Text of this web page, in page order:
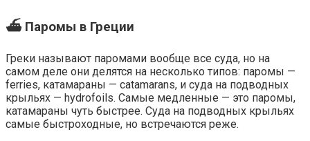
⛴️ Паромы в Греции
Греки называют паромами вообще все суда, но на
самом деле они делятся на несколько типов: паромы —
ferries, катамараны — catamarans, и суда на подводных
крыльях — hydrofoils. Самые медленные — это паромы,
катамараны чуть быстрее. Суда на подводных крыльях
самые быстроходные, но встречаются реже.